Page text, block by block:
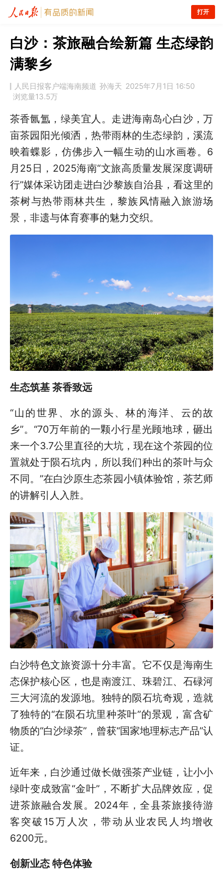
打开
白沙：茶旅融合绘新篇 生态绿韵
满黎乡
人民日报客户端海南频道 孙海天 2025年7月1日 16:50
浏览量13.5万
茶香氤氲，绿美宜人。走进海南岛心白沙，万
亩茶园阳光倾洒，热带雨林的生态绿韵，溪流
映着蝶影，仿佛步入一幅生动的山水画卷。6
月25日，2025海南“文旅高质量发展深度调研
行”媒体采访团走进白沙黎族自治县，看这里的
茶树与热带雨林共生，黎族风情融入旅游场
景，非遗与体育赛事的魅力交织。
生态筑基 茶香致远
“山的世界、水的源头、林的海洋、云的故
乡”。“70万年前的一颗小行星光顾地球，砸出
来一个3.7公里直径的大坑，现在这个茶园的位
置就处于陨石坑内，所以我们种出的茶叶与众
不同。”在白沙原生态茶园小镇体验馆，茶艺师
的讲解引人入胜。
白沙特色文旅资源十分丰富。它不仅是海南生
态保护核心区，也是南渡江、珠碧江、石碌河
三大河流的发源地。独特的陨石坑奇观，造就
了独特的“在陨石坑里种茶叶”的景观，富含矿
物质的“白沙绿茶”，曾获“国家地理标志产品”认
证。
近年来，白沙通过做长做强茶产业链，让小小
绿叶变成致富“金叶”，不断扩大品牌效应，促
进茶旅融合发展。2024年，全县茶旅接待游
客突破15万人次，带动从业农民人均增收
6200元。
创新业态 特色体验